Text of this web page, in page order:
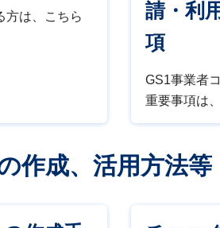
方は、こちら
請・利
項
GS1事業者
重要事項は
作成、活用方法等